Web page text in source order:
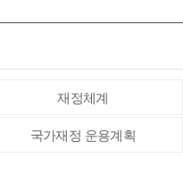
재정체계
국가재정 운용계획